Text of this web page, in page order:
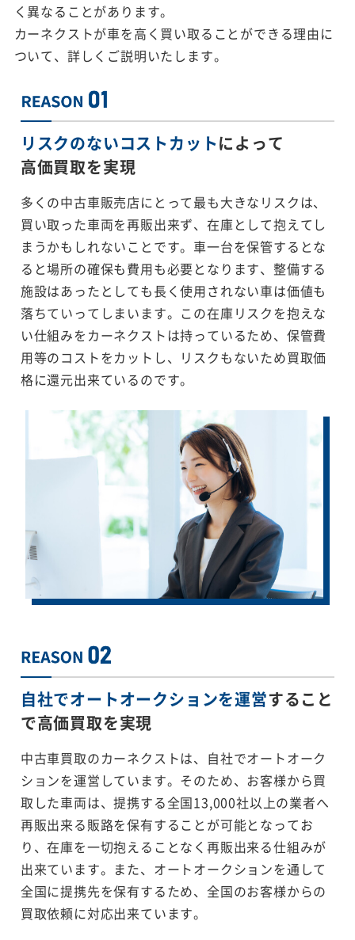
く異なることがあります。
カーネクストが車を高く買い取ることができる理由に
ついて、詳しくご説明いたします。
リスクのないコストカットによって
高価買取を実現
多くの中古車販売店にとって最も大きなリスクは、
買い取った車両を再販出来ず、在庫として抱えてし
まうかもしれないことです。車一台を保管するとな
ると場所の確保も費用も必要となります、整備する
施設はあったとしても長く使用されない車は価値も
落ちていってしまいます。この在庫リスクを抱えな
い仕組みをカーネクストは持っているため、保管費
用等のコストをカットし、リスクもないため買取価
格に還元出来ているのです。
自社でオートオークションを運営すること
で高価買取を実現
中古車買取のカーネクストは、自社でオートオーク
ションを運営しています。そのため、お客様から買
取した車両は、提携する全国13,000社以上の業者へ
再販出来る販路を保有することが可能となってお
り、在庫を一切抱えることなく再販出来る仕組みが
出来ています。また、オートオークションを通して
全国に提携先を保有するため、全国のお客様からの
買取依頼に対応出来ています。